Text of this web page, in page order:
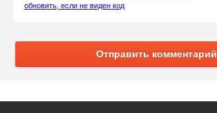
обновить, если не виден код
Отправить комментарий